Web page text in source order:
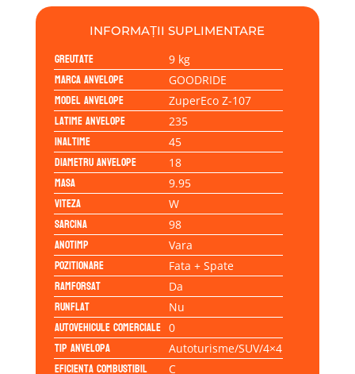
98W
INFORMAȚII SUPLIMENTARE
Greutate 9 kg
Marca anvelope GOODRIDE
Model anvelope ZuperEco Z-107
Latime anvelope 235
Inaltime 45
Diametru anvelope 18
Masa 9.95
Viteza W
Sarcina 98
Anotimp Vara
Pozitionare Fata + Spate
Ramforsat Da
Runflat Nu
Autovehicule comerciale 0
Tip anvelopa Autoturisme/SUV/4×4
Eficienta Combustibil C